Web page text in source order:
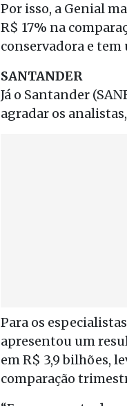
Por isso, a Genial
R$ 17% na
conservadora e tem
SANTANDER
Já o Santander
agradar os
Para os
apresentou um
em R$ 3,9 bilhões,
comparação